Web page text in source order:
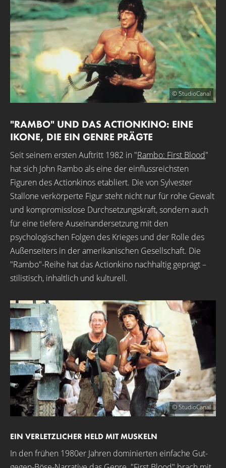
© StudioCanal
"RAMBO" UND DAS ACTIONKINO: EINE
IKONE, DIE EIN GENRE PRÄGTE
Seit seinem ersten Auftritt 1982 in "Rambo: First Blood"
hat sich John Rambo als eine der einflussreichsten
Figuren des Actionkinos etabliert. Die von Sylvester
Stallone verkörperte Figur steht nicht nur für rohe Gewalt
und kompromisslose Durchsetzungskraft, sondern auch
für eine tiefere Auseinandersetzung mit den
psychologischen Folgen des Krieges und der Rolle des
Außenseiters in der amerikanischen Gesellschaft. Die
"Rambo"-Reihe hat das Actionkino nachhaltig geprägt –
stilistisch, inhaltlich und kulturell.
© StudioCanal
EIN VERLETZLICHER HELD MIT MUSKELN
In den frühen 1980er Jahren dominierten einfache Gut-